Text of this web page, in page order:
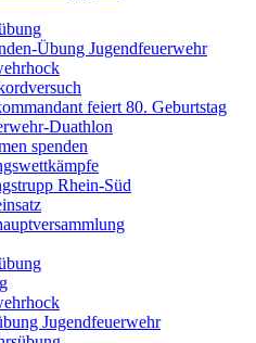
Übung Jugendfeuerwehr
feiert 80. Geburtstag
Duathlon
spenden
Rhein-Süd
Jugendfeuerwehr